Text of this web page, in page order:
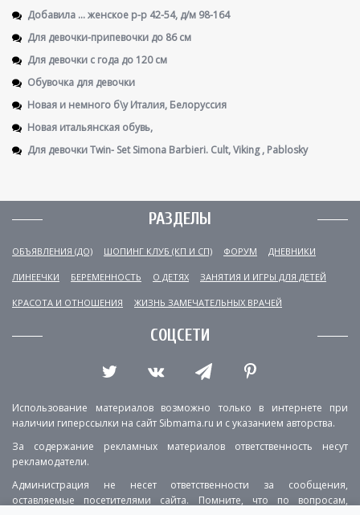
Добавила ... женское р-р 42-54, д/м 98-164
Для девочки-припевочки до 86 см
Для девочки с года до 120 см
Обувочка для девочки
Новая и немного б\у Италия, Белоруссия
Новая итальянская обувь,
Для девочки Twin- Set Simona Barbieri. Cult, Viking , Pablosky
РАЗДЕЛЫ
ОБЪЯВЛЕНИЯ (ДО) ШОПИНГ КЛУБ (КП И СП) ФОРУМ ДНЕВНИКИ
ЛИНЕЕЧКИ БЕРЕМЕННОСТЬ О ДЕТЯХ ЗАНЯТИЯ И ИГРЫ ДЛЯ ДЕТЕЙ
КРАСОТА И ОТНОШЕНИЯ ЖИЗНЬ ЗАМЕЧАТЕЛЬНЫХ ВРАЧЕЙ
СОЦСЕТИ
Использование материалов возможно только в интернете при
наличии гиперссылки на сайт Sibmama.ru и с указанием авторства.
За содержание рекламных материалов ответственность несут
рекламодатели.
Администрация не несет ответственности за сообщения,
оставляемые посетителями сайта. Помните, что по вопросам,